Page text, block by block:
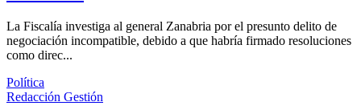
La Fiscalía investiga al general Zanabria por el presunto delito de
negociación incompatible, debido a que habría firmado resoluciones
como direc...
Política
Redacción Gestión